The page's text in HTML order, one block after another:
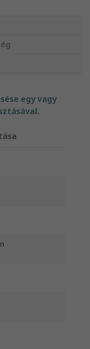
egy vagy